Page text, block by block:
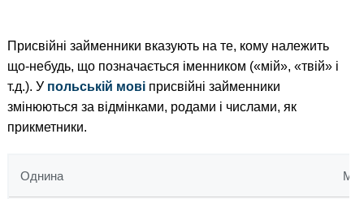
Присвійні займенники вказують на те, кому належить
що-небудь, що позначається іменником («мій», «твій» і
т.д.). У польській мовіприсвійні займенники
змінюються за відмінками, родами і числами, як
прикметники.
Однина